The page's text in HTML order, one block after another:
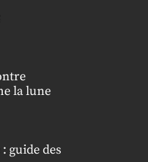
la lune
guide des